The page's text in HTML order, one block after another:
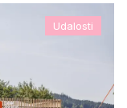
Udalosti